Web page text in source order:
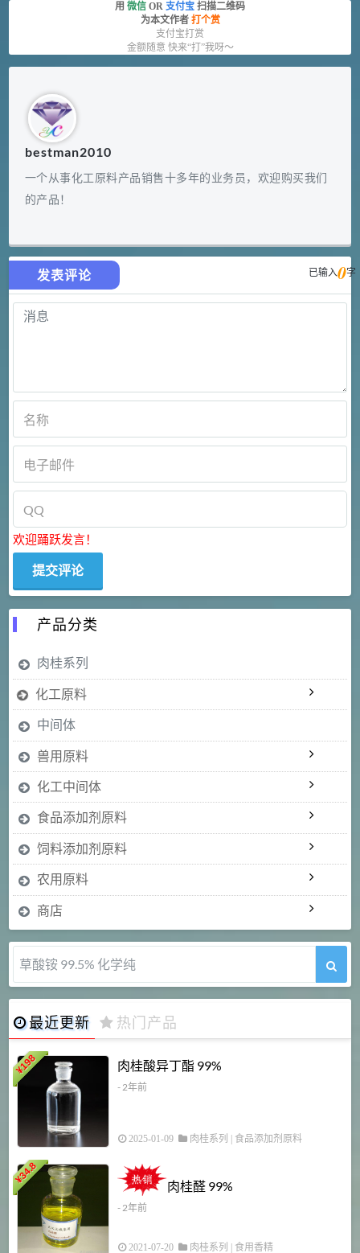
用 微信 OR 支付宝 扫描二维码
为本文作者 打个赏
支付宝打赏
金额随意 快来“打”我呀～
bestman2010
一个从事化工原料产品销售十多年的业务员，欢迎购买我们
的产品！
发表评论 已输入0字
欢迎踊跃发言！
产品分类
肉桂系列
化工原料
中间体
兽用原料
化工中间体
食品添加剂原料
饲料添加剂原料
农用原料
商店
草酸铵 99.5% 化学纯
最近更新 热门产品
¥
198 肉桂酸异丁酯 99%
- 2年前
2025-01-09 肉桂系列 食品添加剂原料
¥
34.8
肉桂醛 99%
- 2年前
2021-07-20 肉桂系列 食用香精